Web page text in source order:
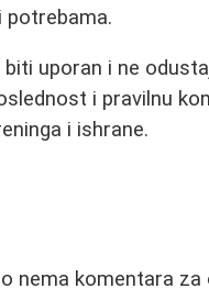
potrebama.
biti uporan i ne
i pravilnu
i ishrane.
nema komentara za